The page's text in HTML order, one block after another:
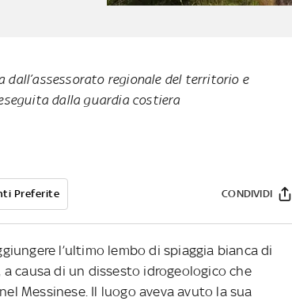
dall’assessorato regionale del territorio e
dalla guardia costiera
Preferite CONDIVIDI
l’ultimo lembo di spiaggia bianca di
causa di un dissesto idrogeologico che
Messinese. Il luogo aveva avuto la sua